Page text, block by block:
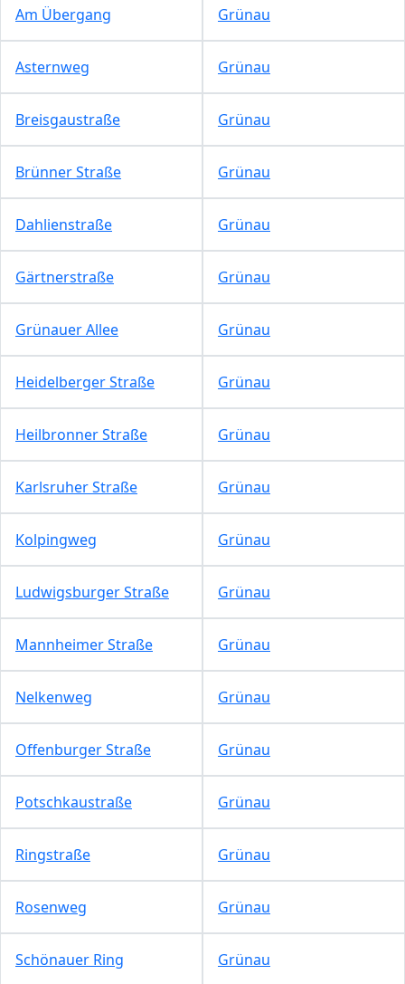
Am Übergang Grünau
Asternweg Grünau
Breisgaustraße Grünau
Brünner Straße Grünau
Dahlienstraße Grünau
Gärtnerstraße Grünau
Grünauer Allee Grünau
Heidelberger Straße Grünau
Heilbronner Straße Grünau
Karlsruher Straße Grünau
Kolpingweg Grünau
Ludwigsburger Straße Grünau
Mannheimer Straße Grünau
Nelkenweg Grünau
Offenburger Straße Grünau
Potschkaustraße Grünau
Ringstraße Grünau
Rosenweg Grünau
Schönauer Ring Grünau